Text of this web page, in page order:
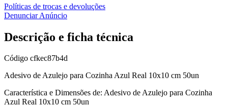
Políticas de trocas e devoluções
Denunciar Anúncio
Descrição e ficha técnica
Código cfkec87b4d
Adesivo de Azulejo para Cozinha Azul Real 10x10 cm 50un
Característica e Dimensões de: Adesivo de Azulejo para Cozinha
Azul Real 10x10 cm 50un